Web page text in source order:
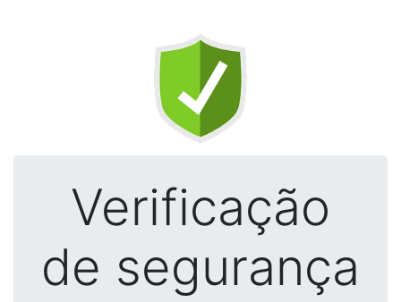
Verificação
de segurança